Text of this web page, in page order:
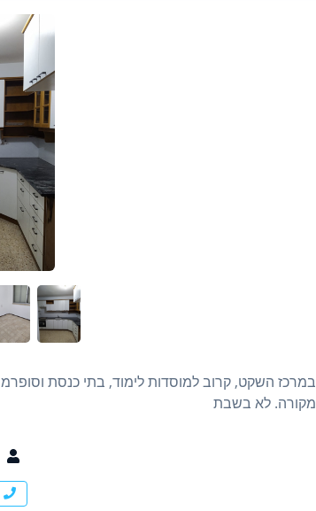
מקורה. לא בשבת